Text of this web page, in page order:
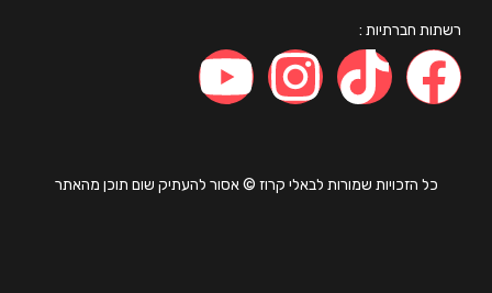
חברתיות :
כל הזכויות שמורות לבאלי קרוז © אסור להעתיק שום תוכן מהאתר